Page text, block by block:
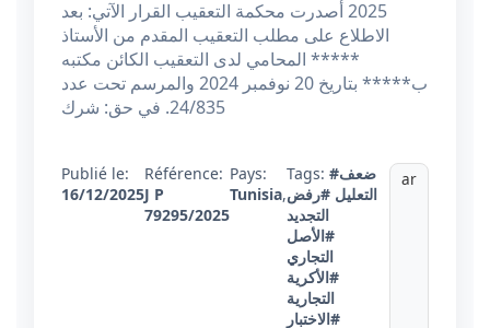
2025 أصدرت محكمة التعقيب القرار الآتي: بعد
الاطلاع على مطلب التعقيب المقدم من الأستاذ
***** المحامي لدى التعقيب الكائن مكتبه
ب***** بتاريخ 20 نوفمبر 2024 والمرسم تحت عدد
24/835. في حق: شرك
Publié le:
16/12/2025
Référence:
J P
79295/2025
Pays:
Tunisia,
Tags: #ضعف
التعليل #رفض
التجديد
#الأصل
التجاري
#الأكرية
التجارية
#الاختبار
ar